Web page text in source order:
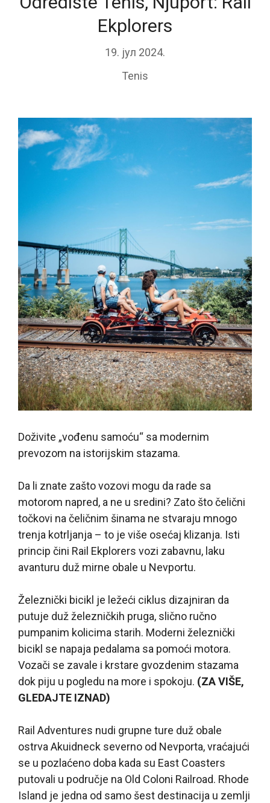
Ekplorers
19. јул 2024.
Tenis
Doživite „vođenu samoću“ sa modernim
prevozom na istorijskim stazama.
Da li znate zašto vozovi mogu da rade sa
motorom napred, a ne u sredini? Zato što čelični
točkovi na čeličnim šinama ne stvaraju mnogo
trenja kotrljanja – to je više osećaj klizanja. Isti
princip čini Rail Ekplorers vozi zabavnu, laku
avanturu duž mirne obale u Nevportu.
Železnički bicikl je ležeći ciklus dizajniran da
putuje duž železničkih pruga, slično ručno
pumpanim kolicima starih. Moderni železnički
bicikl se napaja pedalama sa pomoći motora.
Vozači se zavale i krstare gvozdenim stazama
dok piju u pogledu na more i spokoju. (ZA VIŠE,
GLEDAJTE IZNAD)
Rail Adventures nudi grupne ture duž obale
ostrva Akuidneck severno od Nevporta, vraćajući
se u pozlaćeno doba kada su East Coasters
putovali u područje na Old Coloni Railroad. Rhode
Island je jedna od samo šest destinacija u zemlji